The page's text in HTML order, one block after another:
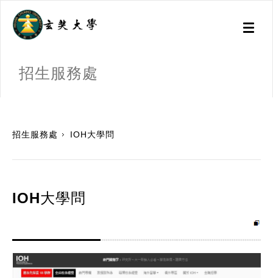
Toggle
招生服務處
招生服務處 IOH大學問
IOH大學問